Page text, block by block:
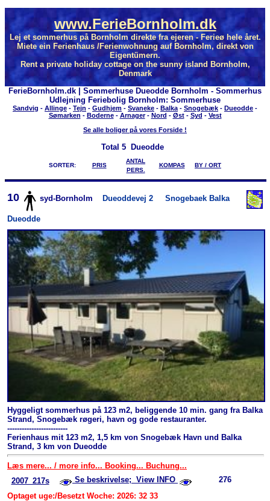
www.FerieBornholm.dk
Lej et sommerhus på Bornholm direkte fra ejeren - Ferieø hele året.
Miete ein Ferienhaus /Ferienwohnung auf Bornholm, direkt von
Eigentümern.
Rent a private holiday cottage on the sunny island Bornholm,
Denmark
FerieBornholm.dk | Sommerhuse Dueodde Bornholm - Sommerhus
Udlejning Feriebolig Bornholm: Sommerhuse
Sandvig - Allinge - Tejn - Gudhjem - Svaneke - Balka - Snogebæk - Dueodde -
Sømarken - Boderne- Arnager- Nord - Øst- Syd - Vest
Se alle boliger på vores Forside !
Total 5 Dueodde
SORTER: PRIS
ANTAL
PERS.
KOMPAS BY / ORT
10 syd-Bornholm Dueoddevej 2 Snogebaek Balka
Dueodde
Hyggeligt sommerhus på 123 m2, beliggende 10 min. gang fra Balka
Strand, Snogebæk røgeri, havn og gode restauranter.
-------------------------
Ferienhaus mit 123 m2, 1,5 km von Snogebæk Havn und Balka
Strand, 3 km von Dueodde
Læs mere... / more info... Booking... Buchung...
2007_217s
Se beskrivelse; View INFO
276
Optaget uge:/Besetzt Woche: 2026: 32 33